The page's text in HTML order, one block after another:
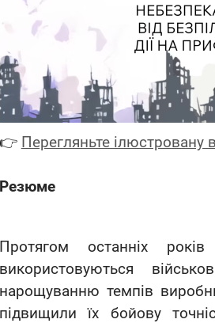
👉 Перегляньте ілюстровану
Резюме
Протягом останніх
використовуються
нарощуванню темпів
підвищили їх бойову